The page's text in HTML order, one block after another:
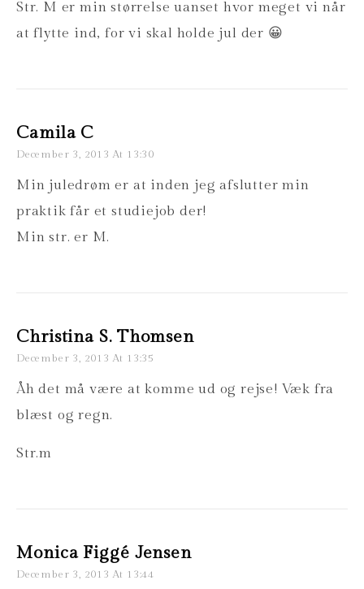
Str. M er min størrelse uanset hvor meget vi når
at flytte ind, for vi skal holde jul der 😀
Camila C
December 3, 2013 At 13:30
Min juledrøm er at inden jeg afslutter min
praktik får et studiejob der!
Min str. er M.
Christina S. Thomsen
December 3, 2013 At 13:35
Åh det må være at komme ud og rejse! Væk fra
blæst og regn.
Str.m
Monica Figgé Jensen
December 3, 2013 At 13:44